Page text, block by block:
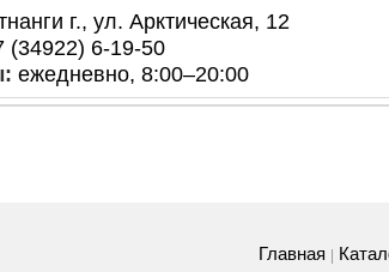
г., ул. Арктическая, 12
(34922) 6-19-50
ежедневно, 8:00–20:00
Главная